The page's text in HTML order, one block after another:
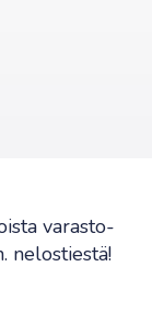
varasto-
nelostiestä!